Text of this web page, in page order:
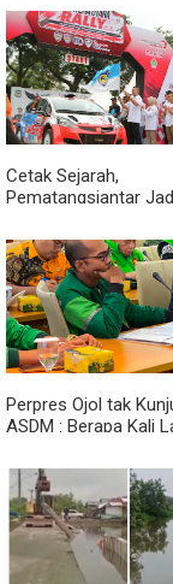
kepada Nelayan
Cetak Sejarah,
Pematangsiantar
2026
Perpres Ojol tak
ASDM : Berapa Kali
Janji?